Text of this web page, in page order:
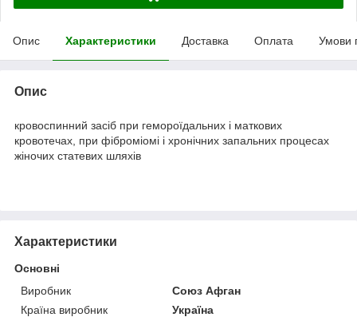
Опис Характеристики Доставка Оплата Умови
Опис
кровоспинний засіб при гемороїдальних і маткових
кровотечах, при фіброміомі і хронічних запальних процесах
жіночих статевих шляхів
Характеристики
Основні
Виробник
Союз Афган
Країна виробник
Україна